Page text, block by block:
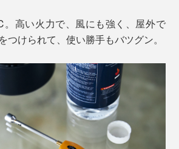
高い火力で、風にも強く、屋外で
つけられて、使い勝手もバツグン。